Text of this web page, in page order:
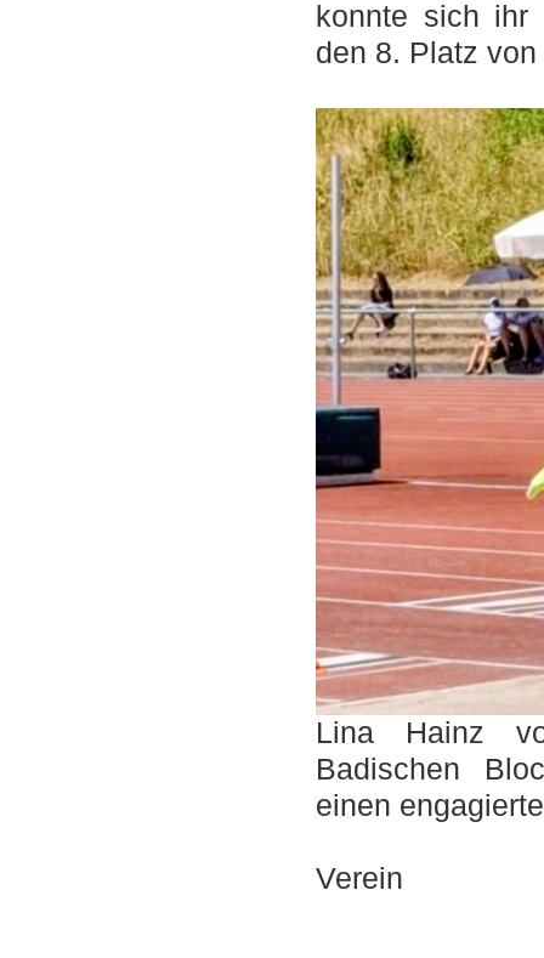
konnte sich ihr
den 8. Platz
Lina Hainz
Badischen
einen
Verein